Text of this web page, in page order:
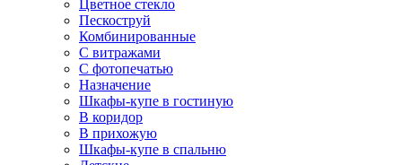
Цветное стекло
Пескоструй
Комбинированные
С витражами
С фотопечатью
Назначение
Шкафы-купе в гостиную
В коридор
В прихожую
Шкафы-купе в спальню